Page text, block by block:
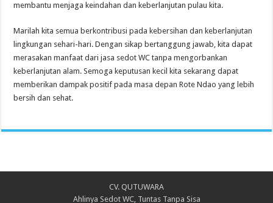
membantu menjaga keindahan dan keberlanjutan pulau kita.
Marilah kita semua berkontribusi pada kebersihan dan keberlanjutan
lingkungan sehari-hari. Dengan sikap bertanggung jawab, kita dapat
merasakan manfaat dari jasa sedot WC tanpa mengorbankan
keberlanjutan alam. Semoga keputusan kecil kita sekarang dapat
memberikan dampak positif pada masa depan Rote Ndao yang lebih
bersih dan sehat.
CV. QUTUWARA
Ahlinya Sedot WC, Tuntas Tanpa Sisa